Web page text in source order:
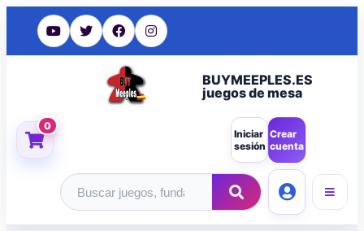
BUYMEEPLES.ES
juegos de mesa
0
Iniciar
sesión
Crear
cuenta
Buscar productos